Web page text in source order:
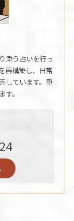
添う占いを行っ
再構築し、日常
しています。重
。